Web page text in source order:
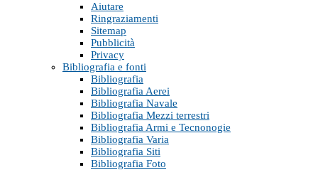
Aiutare
Ringraziamenti
Sitemap
Pubblicità
Privacy
Bibliografia e fonti
Bibliografia
Bibliografia Aerei
Bibliografia Navale
Bibliografia Mezzi terrestri
Bibliografia Armi e Tecnonogie
Bibliografia Varia
Bibliografia Siti
Bibliografia Foto